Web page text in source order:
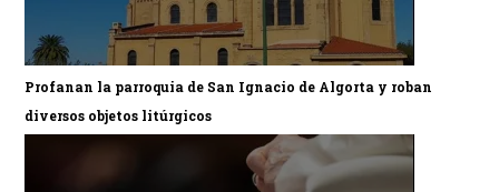
Profanan la parroquia de San Ignacio de Algorta y roban
diversos objetos litúrgicos